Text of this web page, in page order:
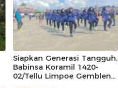
Siapkan Generasi Tangguh,
Babinsa Koramil 1420-
02/Tellu Limpoe Gembleng